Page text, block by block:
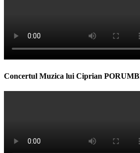
Concertul Muzica lui Ciprian